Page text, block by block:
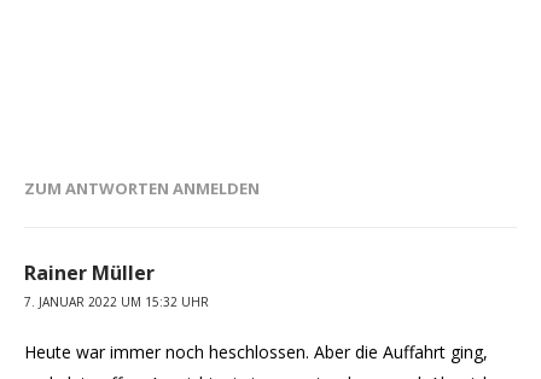
ZUM ANTWORTEN ANMELDEN
Rainer Müller
7. JANUAR 2022 UM 15:32 UHR
Heute war immer noch heschlossen. Aber die Auffahrt ging,